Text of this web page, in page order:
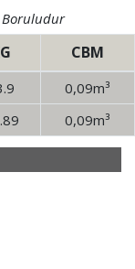
Boruludur
CBM
0,09m³
0,09m³